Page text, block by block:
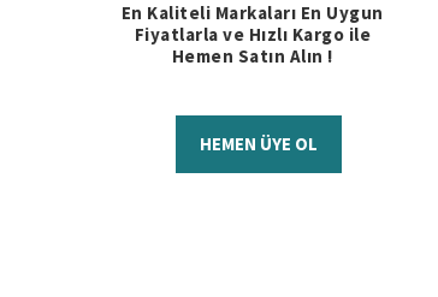
En Kaliteli Markaları En Uygun
Fiyatlarla ve Hızlı Kargo ile
Hemen Satın Alın !
HEMEN ÜYE OL